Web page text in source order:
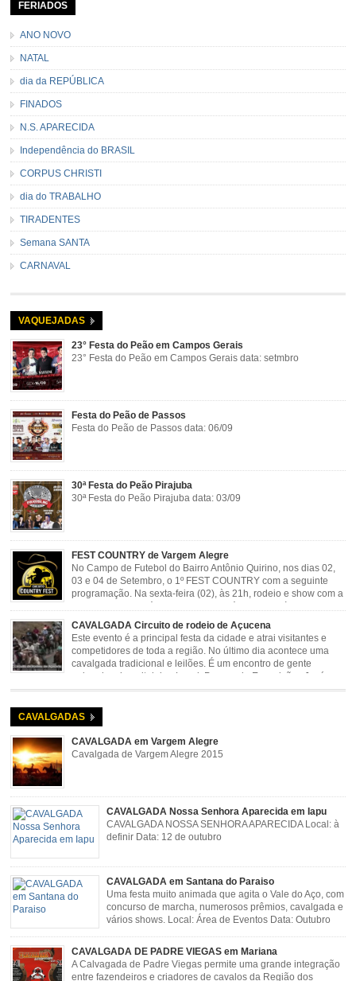
FERIADOS
ANO NOVO
NATAL
dia da REPÚBLICA
FINADOS
N.S. APARECIDA
Independência do BRASIL
CORPUS CHRISTI
dia do TRABALHO
TIRADENTES
Semana SANTA
CARNAVAL
VAQUEJADAS
23° Festa do Peão em Campos Gerais
23° Festa do Peão em Campos Gerais data: setmbro
Festa do Peão de Passos
Festa do Peão de Passos data: 06/09
30ª Festa do Peão Pirajuba
30ª Festa do Peão Pirajuba data: 03/09
FEST COUNTRY de Vargem Alegre
No Campo de Futebol do Bairro Antônio Quirino, nos dias 02,
03 e 04 de Setembro, o 1º FEST COUNTRY com a seguinte
programação. Na sexta-feira (02), às 21h, rodeio e show com a
rodeio e shows com o Trio Pé de Cedro e o Trio […]
CAVALGADA Circuito de rodeio de Açucena
Este evento é a principal festa da cidade e atrai visitantes e
competidores de toda a região. No último dia acontece uma
cavalgada tradicional e leilões. É um encontro de gente
animada e hospitaleira. Local: Parque de Exposições José
Rosa Guimarães, Açucena Data: Setembro
CAVALGADAS
CAVALGADA em Vargem Alegre
Cavalgada de Vargem Alegre 2015
CAVALGADA Nossa Senhora Aparecida em Iapu
CAVALGADA NOSSA SENHORA APARECIDA Local: à
definir Data: 12 de outubro
CAVALGADA em Santana do Paraiso
Uma festa muito animada que agita o Vale do Aço, com
concurso de marcha, numerosos prêmios, cavalgada e
vários shows. Local: Área de Eventos Data: Outubro
CAVALGADA DE PADRE VIEGAS em Mariana
A Calvagada de Padre Viegas permite uma grande integração
entre fazendeiros e criadores de cavalos da Região dos